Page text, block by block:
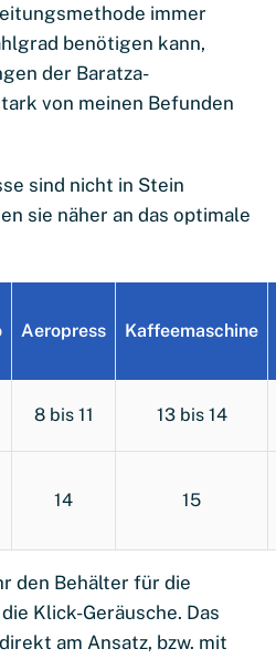
immer
benötigen kann,
der Baratza-
von meinen Befunden
sind nicht in Stein
sie näher an das optimale
Aeropress Kaffeemaschine
8 bis 11 13 bis 14
14 15
den Behälter für die
Klick-Geräusche. Das
am Ansatz, bzw. mit